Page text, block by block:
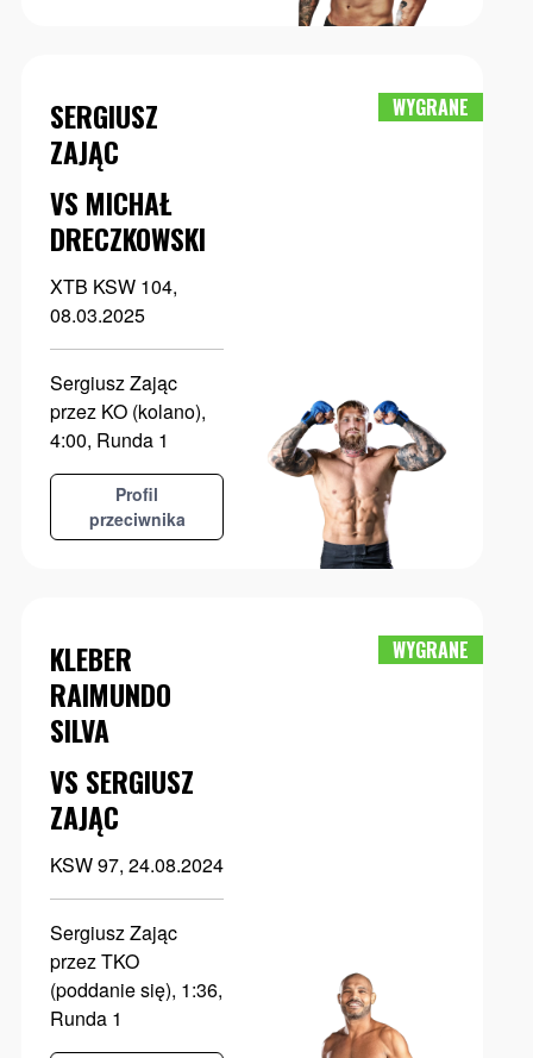
SERGIUSZ
ZAJĄC
VS MICHAŁ
DRECZKOWSKI
XTB KSW 104,
08.03.2025
Sergiusz Zając
przez KO (kolano),
4:00, Runda 1
Profil
przeciwnika
WYGRANE
KLEBER
RAIMUNDO
SILVA
VS SERGIUSZ
ZAJĄC
KSW 97, 24.08.2024
Sergiusz Zając
przez TKO
(poddanie się), 1:36,
Runda 1
WYGRANE